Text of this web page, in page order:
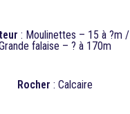
: Moulinettes – 15 à ?m /
falaise – ? à 170m
Rocher : Calcaire